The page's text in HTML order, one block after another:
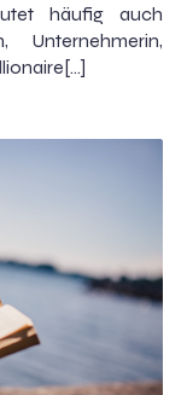
häufig auch
Unternehmerin,